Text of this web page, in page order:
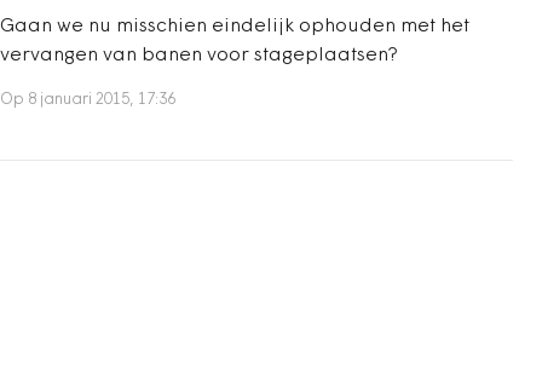
Gaan we nu misschien eindelijk ophouden met het
vervangen van banen voor stageplaatsen?
Op 8 januari 2015, 17:36